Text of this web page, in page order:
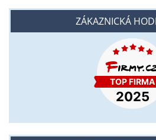
ZÁKAZNICKÁ